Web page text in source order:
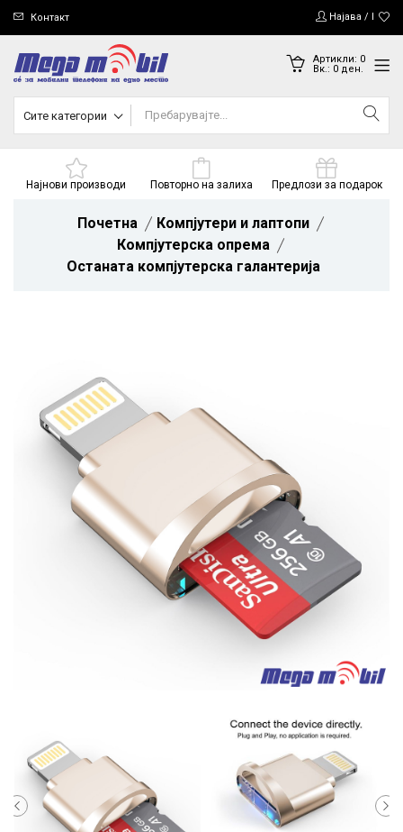
Контакт Најава /
Артикли: 0
Вк.: 0ден.
Сите категории
Најнови производи Повторно на залиха Предлози за подарок
Почетна
Компјутери и лаптопи
Компјутерска опрема
Останата компјутерска галантерија